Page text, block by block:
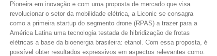
Pioneira em inovação e com uma proposta de mercado que visa
revolucionar o setor da mobilidade elétrica, a Liconic se consagra
como a primeira startup do segmento drone (RPAS) a trazer para a
América Latina uma tecnologia testada de hibridização de frotas
elétricas a base da bioenergia brasileira: etanol. Com essa proposta, é
possível obter resultados expressivos em aspectos relevantes como: